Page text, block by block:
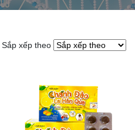
Sắp xếp theo